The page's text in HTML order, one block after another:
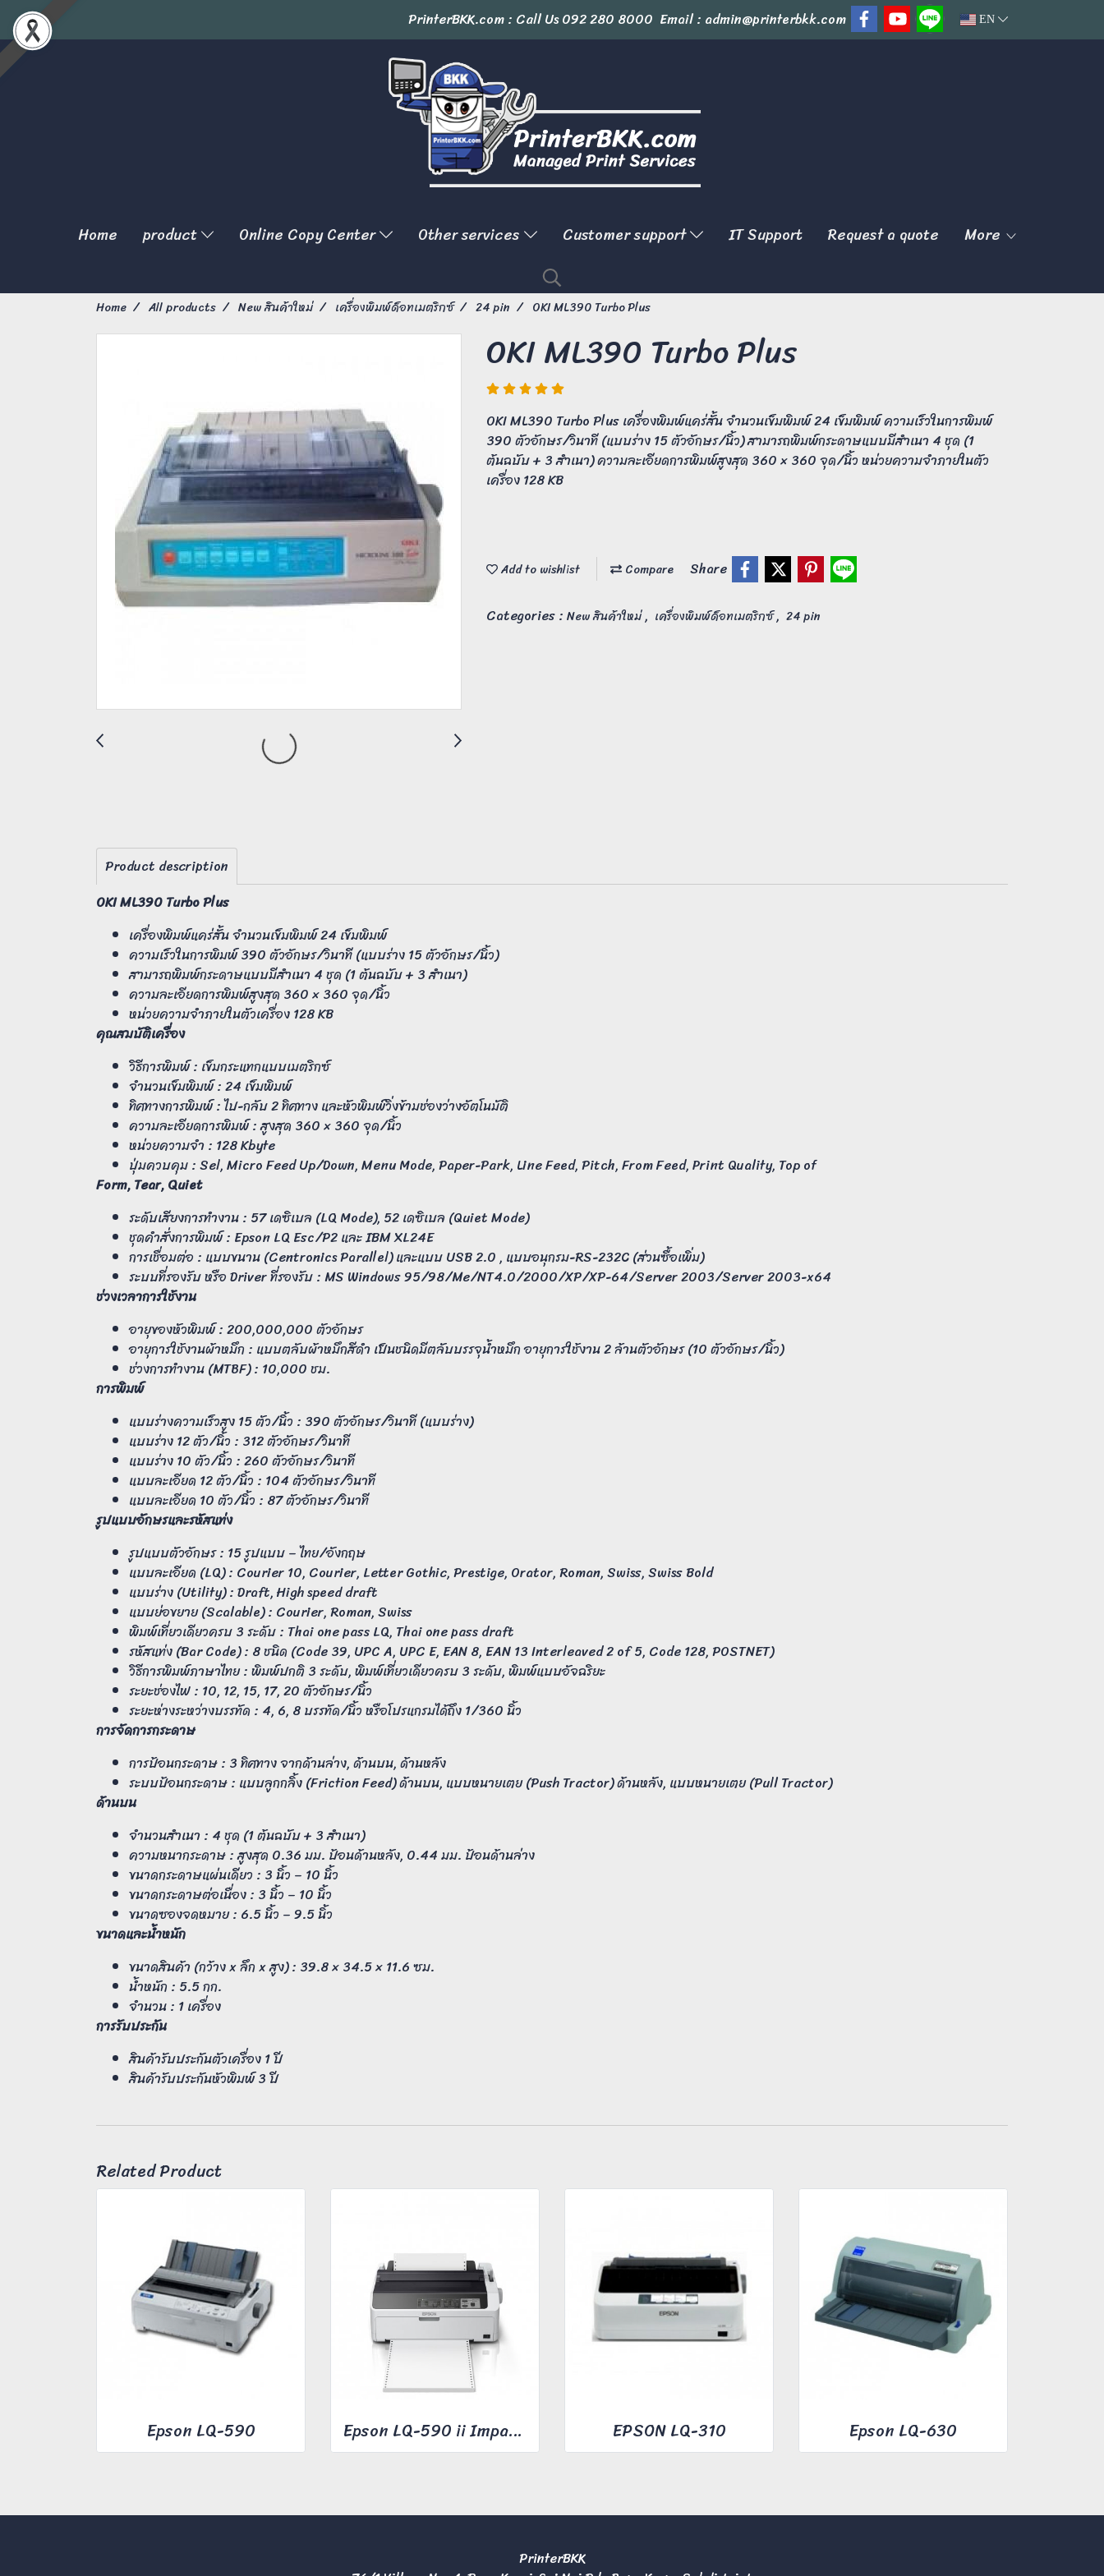
PrinterBKK.com : Call Us092 280 8000 Email : admin@printerbkk.com EN
Home product Online Copy Center Other services Customer support IT Support Request a quote More
Home All products New สินค้าใหม่ เครื่องพิมพ์ด็อทเมตริกซ์ 24 pin OKI ML390 Turbo Plus
OKI ML390 Turbo Plus
OKI ML390 Turbo Plus เครื่องพิมพ์แคร่สั้น จำนวนเข็มพิมพ์ 24 เข็มพิมพ์ ความเร็วในการพิมพ์
390 ตัวอักษร/วินาที (แบบร่าง 15 ตัวอักษร/นิ้ว) สามารถพิมพ์กระดาษแบบมีสำเนา 4 ชุด (1
ต้นฉบับ + 3 สำเนา) ความละเอียดการพิมพ์สูงสุด 360 × 360 จุด/นิ้ว หน่วยความจำภายในตัว
เครื่อง 128 KB
Add to wishlist Compare
Share
Categories : New สินค้าใหม่, เครื่องพิมพ์ด็อทเมตริกซ์, 24 pin
Product description
OKI ML390 Turbo Plus
เครื่องพิมพ์แคร่สั้น จำนวนเข็มพิมพ์ 24 เข็มพิมพ์
ความเร็วในการพิมพ์ 390 ตัวอักษร/วินาที (แบบร่าง 15 ตัวอักษร/นิ้ว)
สามารถพิมพ์กระดาษแบบมีสำเนา 4 ชุด (1 ต้นฉบับ + 3 สำเนา)
ความละเอียดการพิมพ์สูงสุด 360 × 360 จุด/นิ้ว
หน่วยความจำภายในตัวเครื่อง 128 KB
คุณสมบัติเครื่อง
วิธีการพิมพ์ : เข็มกระแทกแบบเมตริกซ์
จำนวนเข็มพิมพ์ : 24 เข็มพิมพ์
ทิศทางการพิมพ์ : ไป-กลับ 2 ทิศทาง และหัวพิมพ์วิ่งข้ามช่องว่างอัตโนมัติ
ความละเอียดการพิมพ์ : สูงสุด 360 × 360 จุด/นิ้ว
หน่วยความจำ : 128 Kbyte
ปุ่มควบคุม : Sel, Micro Feed Up/Down, Menu Mode, Paper-Park, Line Feed, Pitch, From Feed, Print Quality, Top of
Form, Tear, Quiet
ระดับเสียงการทำงาน : 57 เดซิเบล (LQ Mode), 52 เดซิเบล (Quiet Mode)
ชุดคำสั่งการพิมพ์ : Epson LQ Esc/P2 และ IBM XL24E
การเชื่อมต่อ : แบบขนาน (Centronics Parallel) และแบบ USB 2.0 , แบบอนุกรม-RS-232C (ส่วนซื้อเพิ่ม)
ระบบที่รองรับ หรือ Driver ที่รองรับ : MS Windows 95/98/Me/NT4.0/2000/XP/XP-64/Server 2003/Server 2003-x64
ช่วงเวลาการใช้งาน
อายุของหัวพิมพ์ : 200,000,000 ตัวอักษร
อายุการใช้งานผ้าหมึก : แบบตลับผ้าหมึกสีดำ เป็นชนิดมีตลับบรรจุน้ำหมึก อายุการใช้งาน 2 ล้านตัวอักษร (10 ตัวอักษร/นิ้ว)
ช่วงการทำงาน (MTBF) : 10,000 ชม.
การพิมพ์
แบบร่างความเร็วสูง 15 ตัว/นิ้ว : 390 ตัวอักษร/วินาที (แบบร่าง)
แบบร่าง 12 ตัว/นิ้ว : 312 ตัวอักษร/วินาที
แบบร่าง 10 ตัว/นิ้ว : 260 ตัวอักษร/วินาที
แบบละเอียด 12 ตัว/นิ้ว : 104 ตัวอักษร/วินาที
แบบละเอียด 10 ตัว/นิ้ว : 87 ตัวอักษร/วินาที
รูปแบบอักษรและรหัสแท่ง
รูปแบบตัวอักษร : 15 รูปแบบ – ไทย/อังกฤษ
แบบละเอียด (LQ) : Courier 10, Courier, Letter Gothic, Prestige, Orator, Roman, Swiss, Swiss Bold
แบบร่าง (Utility) : Draft, High speed draft
แบบย่อขยาย (Scalable) : Courier, Roman, Swiss
พิมพ์เที่ยวเดียวครบ 3 ระดับ : Thai one pass LQ, Thai one pass draft
รหัสแท่ง (Bar Code) : 8 ชนิด (Code 39, UPC A, UPC E, EAN 8, EAN 13 Interleaved 2 of 5, Code 128, POSTNET)
วิธีการพิมพ์ภาษาไทย : พิมพ์ปกติ 3 ระดับ, พิมพ์เที่ยวเดียวครบ 3 ระดับ, พิมพ์แบบอัจฉริยะ
ระยะช่องไฟ : 10, 12, 15, 17, 20 ตัวอักษร/นิ้ว
ระยะห่างระหว่างบรรทัด : 4, 6, 8 บรรทัด/นิ้ว หรือโปรแกรมได้ถึง 1/360 นิ้ว
การจัดการกระดาษ
การป้อนกระดาษ : 3 ทิศทาง จากด้านล่าง, ด้านบน, ด้านหลัง
ระบบป้อนกระดาษ : แบบลูกกลิ้ง (Friction Feed) ด้านบน, แบบหนายเตย (Push Tractor) ด้านหลัง, แบบหนายเตย (Pull Tractor)
ด้านบน
จำนวนสำเนา : 4 ชุด (1 ต้นฉบับ + 3 สำเนา)
ความหนากระดาษ : สูงสุด 0.36 มม. ป้อนด้านหลัง, 0.44 มม. ป้อนด้านล่าง
ขนาดกระดาษแผ่นเดียว : 3 นิ้ว – 10 นิ้ว
ขนาดกระดาษต่อเนื่อง : 3 นิ้ว – 10 นิ้ว
ขนาดซองจดหมาย : 6.5 นิ้ว – 9.5 นิ้ว
ขนาดและน้ำหนัก
ขนาดสินค้า (กว้าง x ลึก x สูง) : 39.8 × 34.5 × 11.6 ซม.
น้ำหนัก : 5.5 กก.
จำนวน : 1 เครื่อง
การรับประกัน
สินค้ารับประกันตัวเครื่อง 1 ปี
สินค้ารับประกันหัวพิมพ์ 3 ปี
Related Product
Epson LQ-590 Epson LQ-590 ii Impact Printer EPSON LQ-310 Epson LQ-630
PrinterBKK